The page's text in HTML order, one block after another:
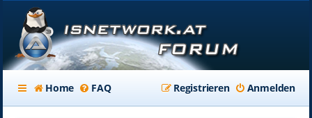
Home FAQ Anmelden
Registrieren